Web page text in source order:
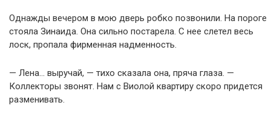
Однажды вечером в мою дверь робко позвонили. На пороге
стояла Зинаида. Она сильно постарела. С нее слетел весь
лоск, пропала фирменная надменность.
— Лена… выручай, — тихо сказала она, пряча глаза. —
Коллекторы звонят. Нам с Виолой квартиру скоро придется
разменивать.